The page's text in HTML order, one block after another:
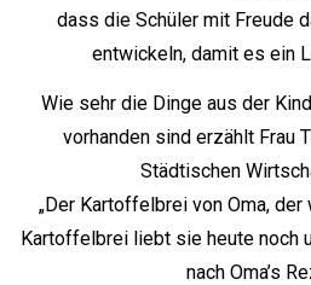
dass die Schüler mit Freude
entwickeln, damit es ein
Wie sehr die Dinge aus der
vorhanden sind erzählt Frau
Städtischen
„Der Kartoffelbrei von Oma,
Kartoffelbrei liebt sie heute noch
nach Oma’s